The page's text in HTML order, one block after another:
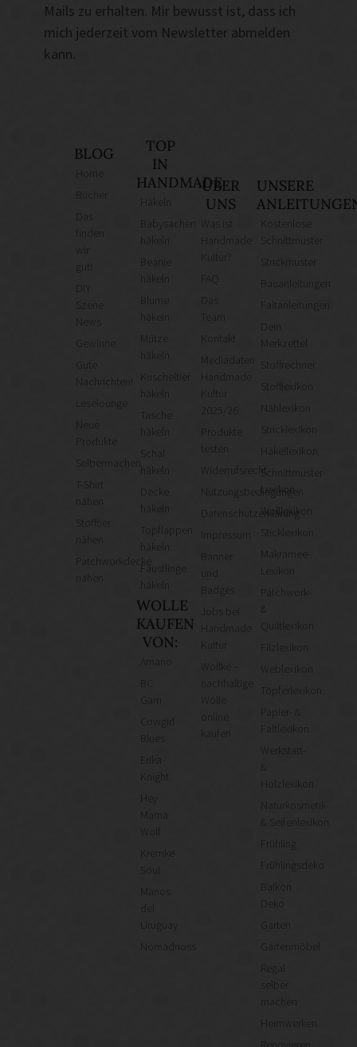
Mails zu erhalten. Mir bewusst ist, dass ich
mich jederzeit vom Newsletter abmelden
kann.
BLOG
gut!
Gute
Nachrichten!
Leselounge
Produkte
Selbermachen
T-Shirt
Stofftier
Patchworkdecke
TOP
IN
HANDMADE
häkeln
häkeln
Mütze
häkeln
Kuscheltier
Tasche
häkeln
Topflappen
häkeln
Fäustlinge
häkeln
WOLLE
KAUFEN
VON:
Cowgirl
Knight
Mama
Kremke
Manos
Uruguay
Nomadnoss
ÜBER
UNS
Was ist
Kultur?
Das
Team
Kontakt
Mediadaten
Kultur
2025/26
Produkte
testen
Widerrufsrecht
Nutzungsbedingungen
Datenschutzerklärung
Kultur
Wollke –
nachhaltige
kaufen
UNSERE
Kostenlose
Schnittmuster
Strickmuster
Bauanleitungen
Faltanleitungen
Merkzettel
Stoffrechner
Stofflexikon
Nählexikon
Stricklexikon
Häkellexikon
Schnittmuster-
Lexikon
Wolllexikon
Sticklexikon
Makramee-
Lexikon
Patchwork-
&
Quiltlexikon
Filzlexikon
Weblexikon
Töpferlexikon
Papier- &
Faltlexikon
Werkstatt-
&
Holzlexikon
Naturkosmetik-
& Seifenlexikon
Frühling
Frühlingsdeko
Deko
Garten
Gartenmöbel
Regal
Heimwerken